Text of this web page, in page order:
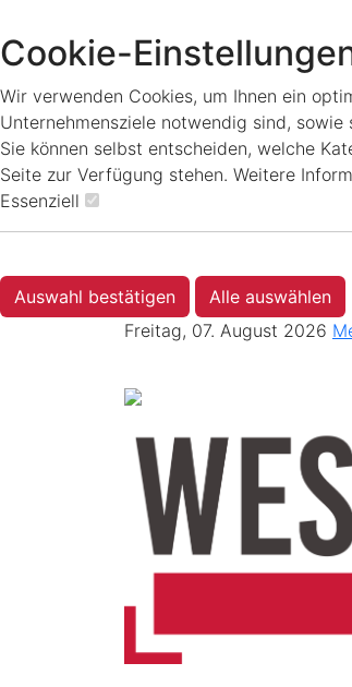
Cookie-
Wir verwenden Cookies, um Ihnen ein
Unternehmensziele notwendig sind,
Sie können selbst entscheiden, welche
Seite zur Verfügung stehen. Weitere
Essenziell
Auswahl bestätigen
Alle auswählen
Freitag, 07. August 2026